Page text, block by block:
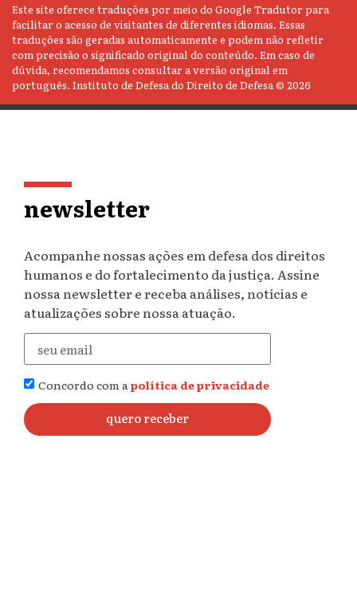
Este site oferece traduções por meio do Google Tradutor para
facilitar o acesso de visitantes de diferentes idiomas. Essas
traduções são geradas automaticamente e podem não refletir
com precisão o significado original do conteúdo. Em caso de
dúvida, recomendamos consultar a versão original em
português. Instituto de Defesa do Direito de Defesa © 2026
newsletter
Acompanhe nossas ações em defesa dos direitos
humanos e do fortalecimento da justiça. Assine
nossa newsletter e receba análises, notícias e
atualizações sobre nossa atuação.
Concordo com apolítica de privacidade
quero receber